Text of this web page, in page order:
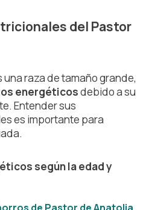
del Pastor
una raza de tamaño grande,
energéticosdebido a su
Entender sus
es importante para
según la edad y